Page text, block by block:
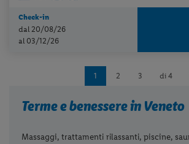
Check-in
dal 20/08/26
al 03/12/26
1 2 3 di 4
Terme e benessere in Veneto
Massaggi, trattamenti rilassanti, piscine,